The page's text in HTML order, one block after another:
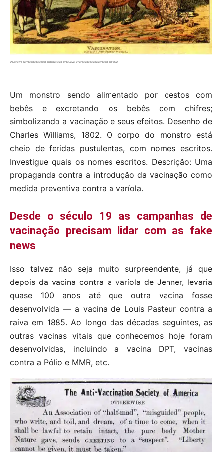
O Monstro da Vacinação comia crianças e as evacuava. Charge associada à vacina em 1802.
Um monstro sendo alimentado por cestos com
bebês e excretando os bebês com chifres;
simbolizando a vacinação e seus efeitos. Desenho de
Charles Williams, 1802. O corpo do monstro está
cheio de feridas pustulentas, com nomes escritos.
Investigue quais os nomes escritos. Descrição: Uma
propaganda contra a introdução da vacinação como
medida preventiva contra a varíola.
Desde o século 19 as campanhas de
vacinação precisam lidar com as fake
news
Isso talvez não seja muito surpreendente, já que
depois da vacina contra a varíola de Jenner, levaria
quase 100 anos até que outra vacina fosse
desenvolvida — a vacina de Louis Pasteur contra a
raiva em 1885. Ao longo das décadas seguintes, as
outras vacinas vitais que conhecemos hoje foram
desenvolvidas, incluindo a vacina DPT, vacinas
contra a Pólio e MMR, etc.